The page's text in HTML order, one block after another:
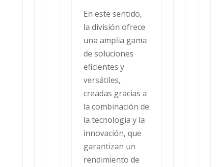
En este sentido,
la división ofrece
una amplia gama
de soluciones
eficientes y
versátiles,
creadas gracias a
la combinación de
la tecnología y la
innovación, que
garantizan un
rendimiento de